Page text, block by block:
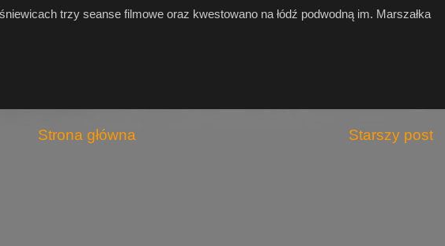
trzy seanse filmowe oraz kwestowano na łódź podwodną im. Marszałka
Starszy post
Strona główna